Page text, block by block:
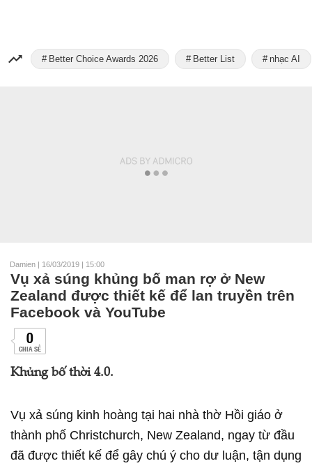
Better Choice Awards 2026 Better List nhạc AI
Damien | 16/03/2019 | 15:00
Vụ xả súng khủng bố man rợ ở New
Zealand được thiết kế để lan truyền trên
Facebook và YouTube
0
CHIA SẺ
Khủng bố thời 4.0.
Vụ xả súng kinh hoàng tại hai nhà thờ Hồi giáo ở
thành phố Christchurch, New Zealand, ngay từ đầu
đã được thiết kế để gây chú ý cho dư luận, tận dụng